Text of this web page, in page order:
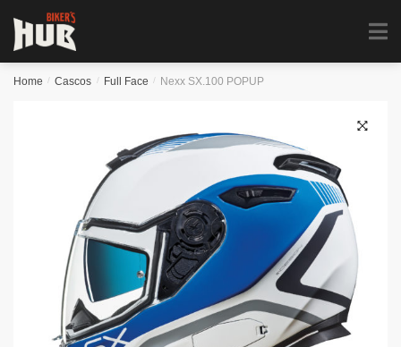
0
Home / Cascos / Full Face / Nexx SX.100 POPUP